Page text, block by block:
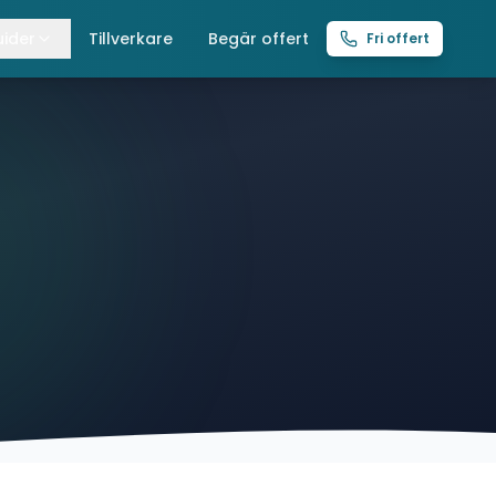
Tillverkare Begär offert Fri offert